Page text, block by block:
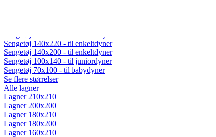
Sengetøj 140x220 - til enkeltdyner
Sengetøj 140x200 - til enkeltdyner
Sengetøj 100x140 - til juniordyner
Sengetøj 70x100 - til babydyner
Se flere størrelser
Alle lagner
Lagner 210x210
Lagner 200x200
Lagner 180x210
Lagner 180x200
Lagner 160x210